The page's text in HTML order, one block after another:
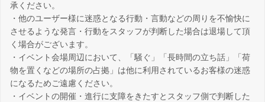
承ください。
・他のユーザー様に迷惑となる行動・言動などの周りを不愉快に
させるような発言・行動をスタッフが判断した場合は退場して頂
く場合がございます。
・イベント会場周辺において、「騒ぐ」「長時間の立ち話」「荷
物を置くなどの場所の占拠」は他に利用されているお客様の迷惑
になるためご遠慮ください。
・イベントの開催・進行に支障をきたすとスタッフ側で判断した